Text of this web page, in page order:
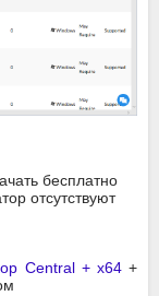
бесплатно
отсутствуют
Central + x64+